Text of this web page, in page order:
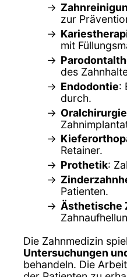
zur
mit
des
Endodontie:
durch.
Oralchirurgie
Retainer.
Prothetik:
Patienten.
Ästhetische
Die Zahnmedizin
Untersuchungen
behandeln. Die